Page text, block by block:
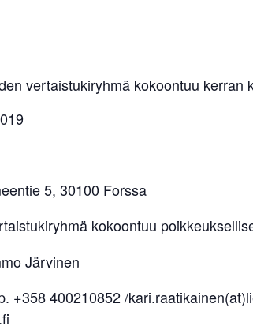
vertaistukiryhmä kokoontuu kerran
5, 30100 Forssa
kokoontuu
Järvinen
+358 400210852 /